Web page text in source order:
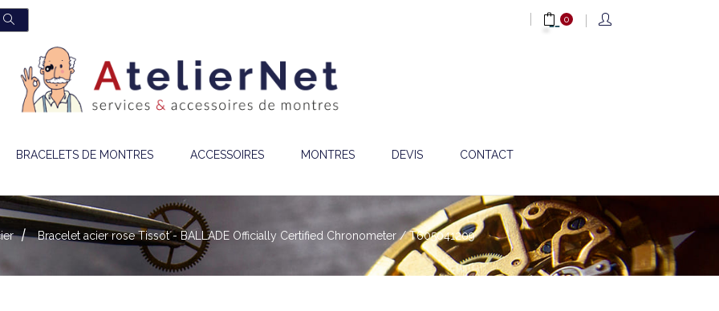
0
BRACELETS DE MONTRES ACCESSOIRES MONTRES DEVIS CONTACT
Bracelet acier rose Tissot - BALLADE Officially Certified Chronometer / T605041209